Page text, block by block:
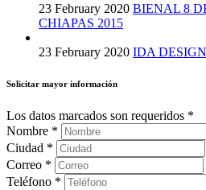
23 February 2020 BIENAL 8
CHIAPAS 2015
23 February 2020 IDA
Solicitar mayor información
Los datos marcados son requeridos *
Nombre *
Ciudad *
Correo *
Teléfono *